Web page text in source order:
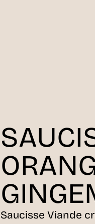
Saucisse Viande